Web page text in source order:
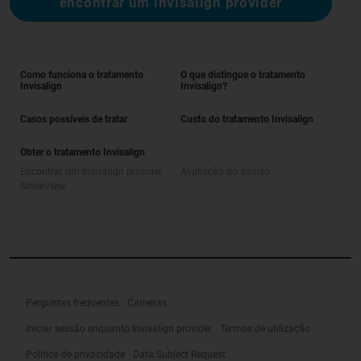
Como funciona o tratamento
Invisalign
O que distingue o tratamento
Invisalign?
Casos possíveis de tratar Custo do tratamento Invisalign
Obter o tratamento Invisalign
Perguntas frequentes Carreiras
Iniciar sessão enquanto Invisalign provider Termos de utilização
Política de privacidade Data Subject Request